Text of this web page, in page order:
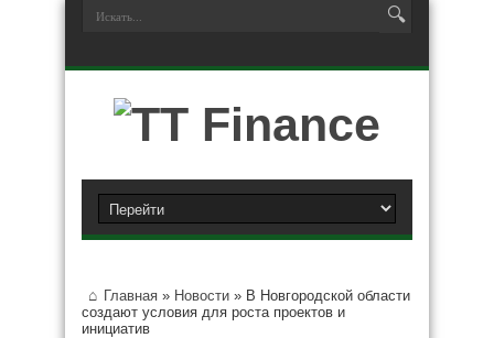
Главная » Новости » В Новгородской области
создают условия для роста проектов и
инициатив